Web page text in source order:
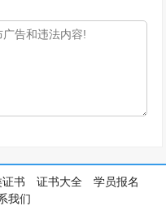
书 证书大全
学员报名
我们